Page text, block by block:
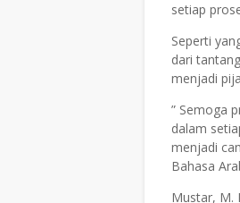
setiap
Seperti
dari
menjadi
” Semoga
dalam
menjadi
Bahasa
Mustar, M.